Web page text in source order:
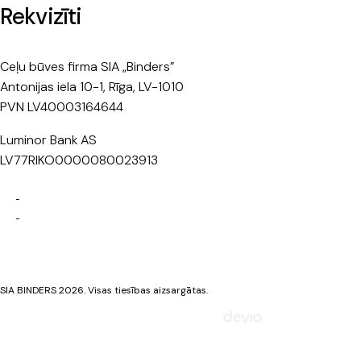
Rekvizīti
Ceļu būves firma SIA „Binders”
Antonijas iela 10-1, Rīga, LV-1010
PVN LV40003164644
Luminor Bank AS
LV77RIKO0000080023913
SIA BINDERS 2026. Visas tiesības aizsargātas.